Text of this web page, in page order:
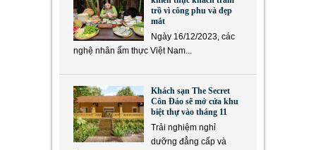
trồ vì công phu và đẹp
mắt
Ngày 16/12/2023, các
nghệ nhân ẩm thực Việt Nam...
Khách sạn The Secret
Côn Đảo sẽ mở cửa khu
biệt thự vào tháng 11
Trải nghiệm nghỉ
dưỡng đẳng cấp và